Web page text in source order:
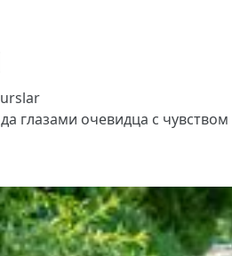
глазами очевидца с